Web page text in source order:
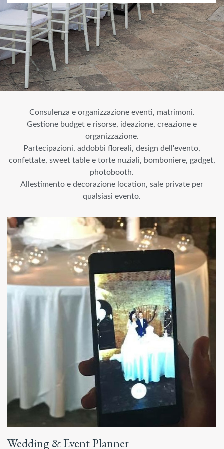
Consulenza e organizzazione eventi, matrimoni.
Gestione budget e risorse, ideazione, creazione e
organizzazione.
Partecipazioni, addobbi floreali, design dell'evento,
confettate, sweet table e torte nuziali, bomboniere, gadget,
photobooth.
Allestimento e decorazione location, sale private per
qualsiasi evento.
Wedding & Event Planner